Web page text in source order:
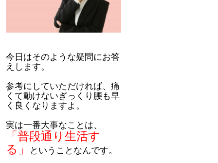
今日はそのような疑問にお答
えします。
参考にしていただければ、痛
くて動けないぎっくり腰も早
く良くなりますよ。
実は一番大事なことは、
「普段通り生活す
る」
ということなんです。